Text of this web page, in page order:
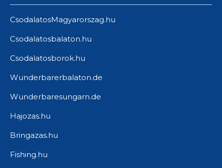
CsodalatosMagyarorszag.hu
Csodalatosbalaton.hu
Csodalatosborok.hu
Wunderbarerbalaton.de
Wunderbaresungarn.de
Hajozas.hu
Bringazas.hu
Fishing.hu